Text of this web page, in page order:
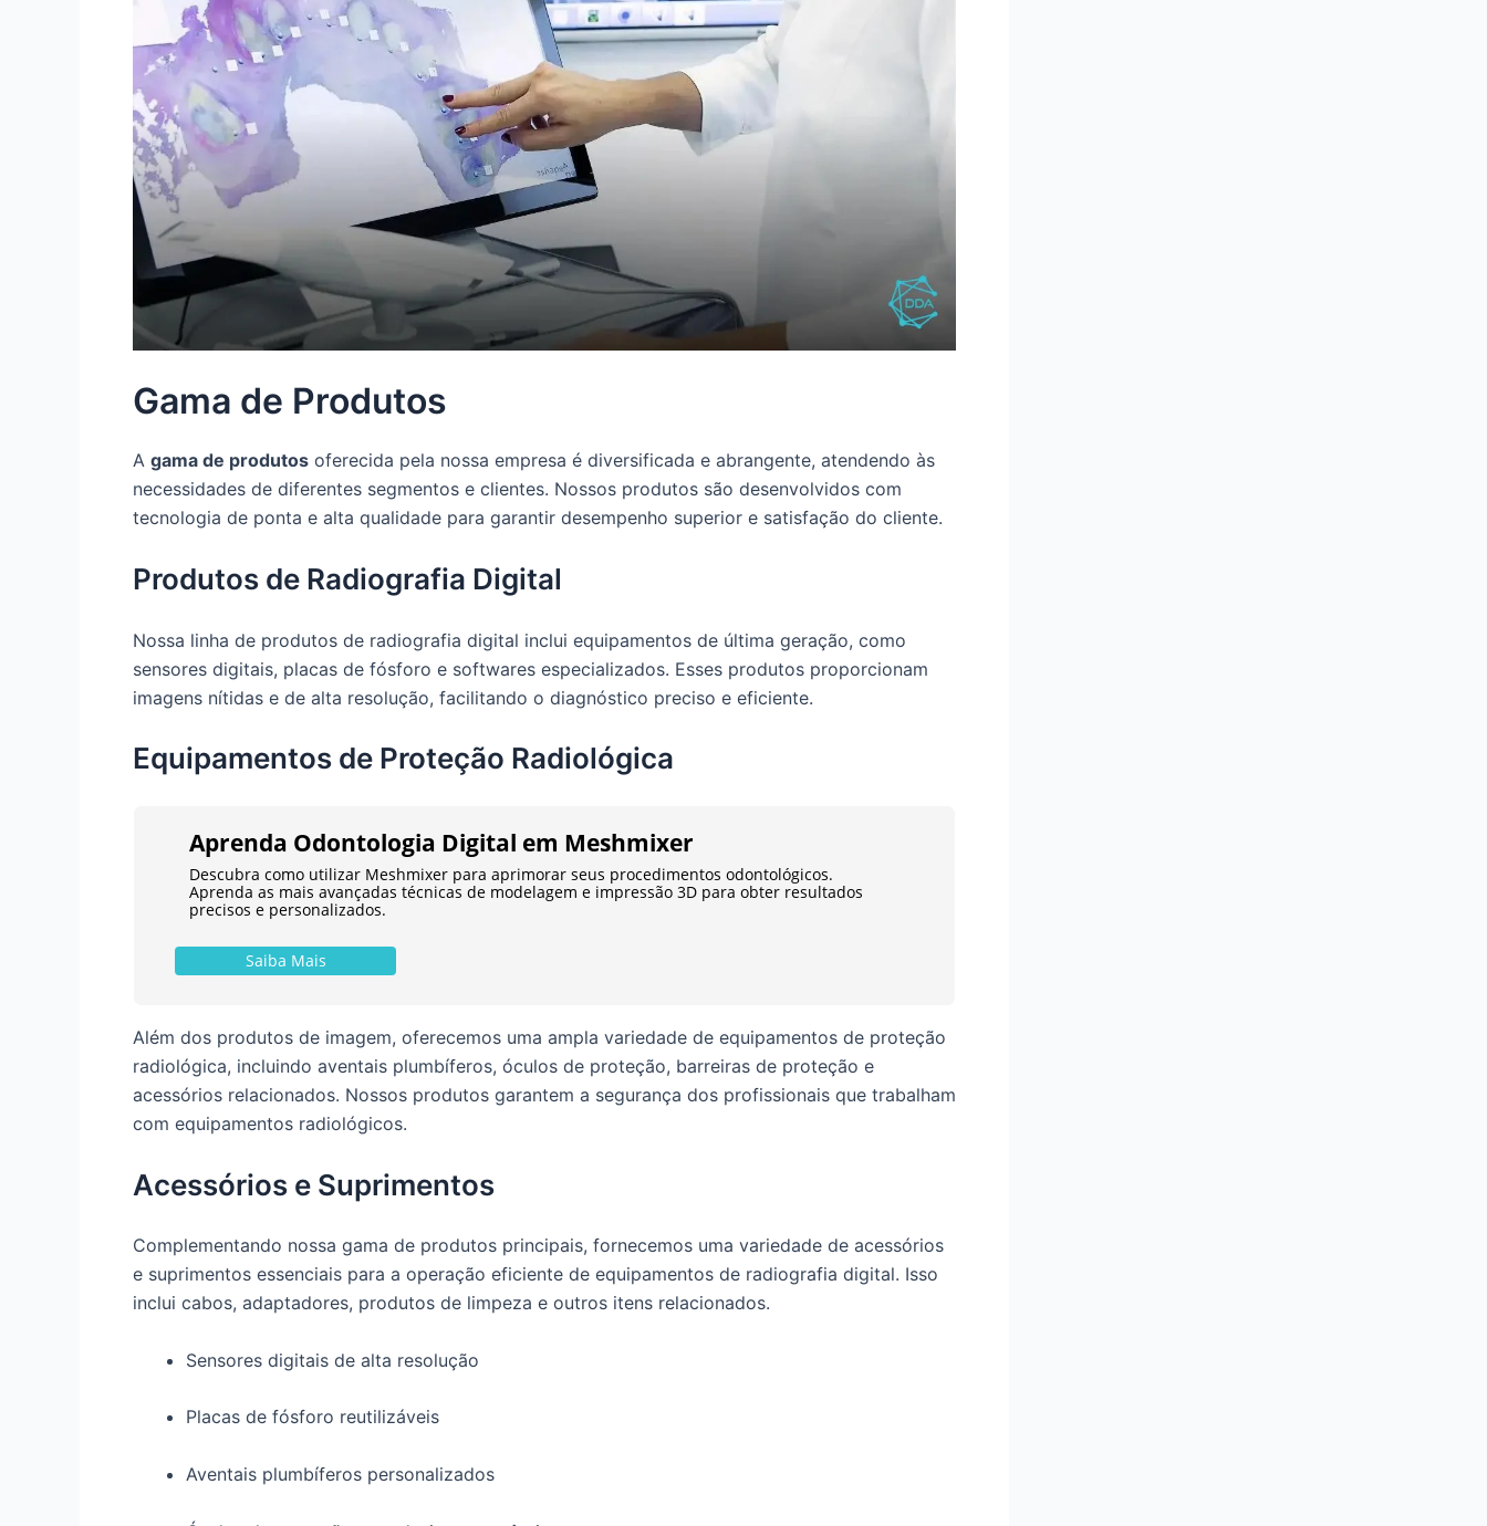
Gama de Produtos
A gama de produtos oferecida pela nossa empresa é diversificada e abrangente, atendendo às
necessidades de diferentes segmentos e clientes. Nossos produtos são desenvolvidos com
tecnologia de ponta e alta qualidade para garantir desempenho superior e satisfação do cliente.
Produtos de Radiografia Digital
Nossa linha de produtos de radiografia digital inclui equipamentos de última geração, como
sensores digitais, placas de fósforo e softwares especializados. Esses produtos proporcionam
imagens nítidas e de alta resolução, facilitando o diagnóstico preciso e eficiente.
Equipamentos de Proteção Radiológica
Aprenda Odontologia Digital em Meshmixer
Descubra como utilizar Meshmixer para aprimorar seus procedimentos odontológicos.
Aprenda as mais avançadas técnicas de modelagem e impressão 3D para obter resultados
precisos e personalizados.
Saiba Mais
Além dos produtos de imagem, oferecemos uma ampla variedade de equipamentos de proteção
radiológica, incluindo aventais plumbíferos, óculos de proteção, barreiras de proteção e
acessórios relacionados. Nossos produtos garantem a segurança dos profissionais que trabalham
com equipamentos radiológicos.
Acessórios e Suprimentos
Complementando nossa gama de produtos principais, fornecemos uma variedade de acessórios
e suprimentos essenciais para a operação eficiente de equipamentos de radiografia digital. Isso
inclui cabos, adaptadores, produtos de limpeza e outros itens relacionados.
Sensores digitais de alta resolução
Placas de fósforo reutilizáveis
Aventais plumbíferos personalizados